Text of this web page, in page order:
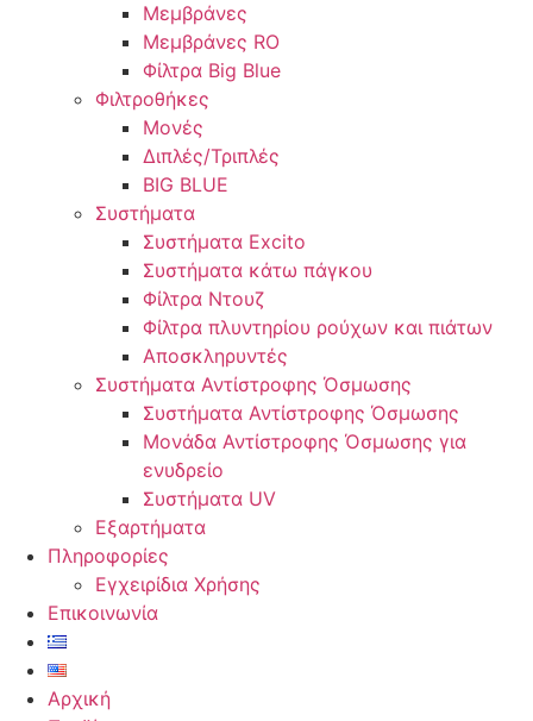
Μεμβράνες
Μεμβράνες RO
Φίλτρα Big Blue
Φιλτροθήκες
Μονές
Διπλές/Τριπλές
BIG BLUE
Συστήματα
Συστήματα Excito
Συστήματα κάτω πάγκου
Φίλτρα Ντουζ
Φίλτρα πλυντηρίου ρούχων και πιάτων
Αποσκληρυντές
Συστήματα Αντίστροφης Όσμωσης
Συστήματα Αντίστροφης Όσμωσης
Μονάδα Αντίστροφης Όσμωσης για
ενυδρείο
Συστήματα UV
Εξαρτήματα
Πληροφορίες
Εγχειρίδια Χρήσης
Επικοινωνία
Αρχική